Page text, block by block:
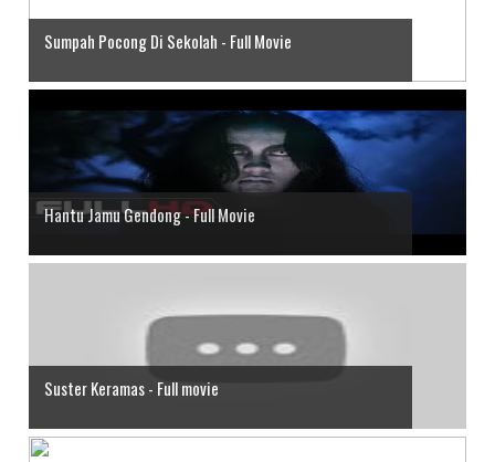
Sumpah Pocong Di Sekolah - Full Movie
Hantu Jamu Gendong - Full Movie
Suster Keramas - Full movie